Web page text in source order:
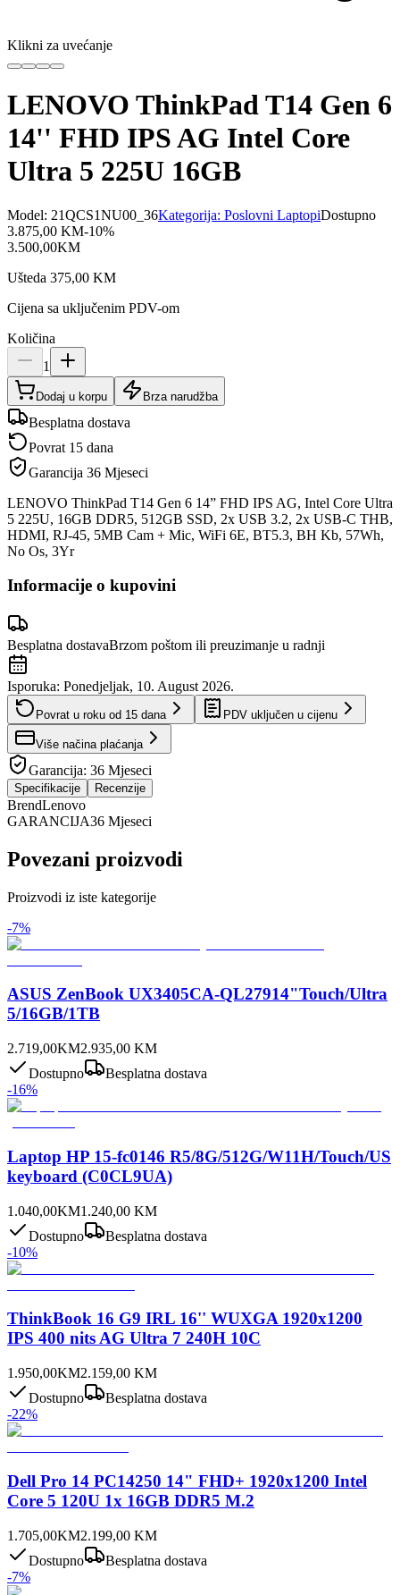
Klikni za uvećanje
LENOVO ThinkPad T14 Gen 6
14'' FHD IPS AG Intel Core
Ultra 5 225U 16GB
Model: 21QCS1NU00_36Kategorija: Poslovni LaptopiDostupno
3.875,00 KM-10%
3.500,00KM
Ušteda 375,00 KM
Cijena sa uključenim PDV-om
Količina
1
Dodaj u korpu Brza narudžba
Besplatna dostava
Povrat 15 dana
Garancija 36 Mjeseci
LENOVO ThinkPad T14 Gen 6 14” FHD IPS AG, Intel Core Ultra
5 225U, 16GB DDR5, 512GB SSD, 2x USB 3.2, 2x USB-C THB,
HDMI, RJ-45, 5MB Cam + Mic, WiFi 6E, BT5.3, BH Kb, 57Wh,
No Os, 3Yr
Informacije o kupovini
Besplatna dostavaBrzom poštom ili preuzimanje u radnji
Isporuka: Ponedjeljak, 10. August 2026.
Povrat u roku od 15 dana PDV uključen u cijenu
Više načina plaćanja
Garancija: 36 Mjeseci
Specifikacije Recenzije
BrendLenovo
GARANCIJA36 Mjeseci
Povezani proizvodi
Proizvodi iz iste kategorije
-7%
ASUS ZenBook UX3405CA-QL27914"Touch/Ultra
5/16GB/1TB
2.719,00KM2.935,00 KM
Dostupno
Besplatna dostava
-16%
Laptop HP 15-fc0146 R5/8G/512G/W11H/Touch/US
keyboard (C0CL9UA)
1.040,00KM1.240,00 KM
Dostupno
Besplatna dostava
-10%
ThinkBook 16 G9 IRL 16'' WUXGA 1920x1200
IPS 400 nits AG Ultra 7 240H 10C
1.950,00KM2.159,00 KM
Dostupno
Besplatna dostava
-22%
Dell Pro 14 PC14250 14" FHD+ 1920x1200 Intel
Core 5 120U 1x 16GB DDR5 M.2
1.705,00KM2.199,00 KM
Dostupno
Besplatna dostava
-7%